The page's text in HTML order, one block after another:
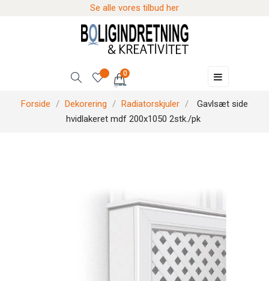
Se alle vores tilbud her
0
Skift
☰
Forside Dekorering Radiatorskjuler
Gavlsæt side
hvidlakeret mdf 200x1050 2stk./pk